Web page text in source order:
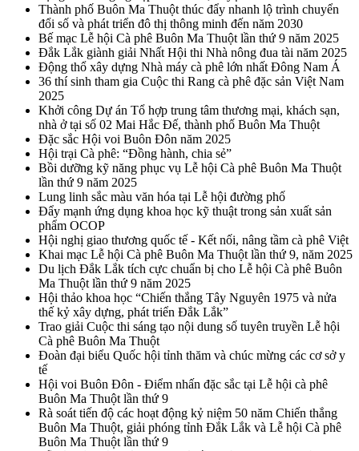
Thành phố Buôn Ma Thuột thúc đẩy nhanh lộ trình chuyển
đổi số và phát triển đô thị thông minh đến năm 2030
Bế mạc Lễ hội Cà phê Buôn Ma Thuột lần thứ 9 năm 2025
Đắk Lắk giành giải Nhất Hội thi Nhà nông đua tài năm 2025
Động thổ xây dựng Nhà máy cà phê lớn nhất Đông Nam Á
36 thí sinh tham gia Cuộc thi Rang cà phê đặc sản Việt Nam
2025
Khởi công Dự án Tổ hợp trung tâm thương mại, khách sạn,
nhà ở tại số 02 Mai Hắc Đế, thành phố Buôn Ma Thuột
Đặc sắc Hội voi Buôn Đôn năm 2025
Hội trại Cà phê: “Đồng hành, chia sẻ”
Bồi dưỡng kỹ năng phục vụ Lễ hội Cà phê Buôn Ma Thuột
lần thứ 9 năm 2025
Lung linh sắc màu văn hóa tại Lễ hội đường phố
Đẩy mạnh ứng dụng khoa học kỹ thuật trong sản xuất sản
phẩm OCOP
Hội nghị giao thương quốc tế - Kết nối, nâng tầm cà phê Việt
Khai mạc Lễ hội Cà phê Buôn Ma Thuột lần thứ 9, năm 2025
Du lịch Đắk Lắk tích cực chuẩn bị cho Lễ hội Cà phê Buôn
Ma Thuột lần thứ 9 năm 2025
Hội thảo khoa học “Chiến thắng Tây Nguyên 1975 và nửa
thế kỷ xây dựng, phát triển Đắk Lắk”
Trao giải Cuộc thi sáng tạo nội dung số tuyên truyền Lễ hội
Cà phê Buôn Ma Thuột
Đoàn đại biểu Quốc hội tỉnh thăm và chúc mừng các cơ sở y
tế
Hội voi Buôn Đôn - Điểm nhấn đặc sắc tại Lễ hội cà phê
Buôn Ma Thuột lần thứ 9
Rà soát tiến độ các hoạt động kỷ niệm 50 năm Chiến thắng
Buôn Ma Thuột, giải phóng tỉnh Đắk Lắk và Lễ hội Cà phê
Buôn Ma Thuột lần thứ 9